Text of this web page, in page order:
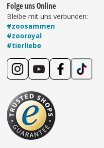
Folge uns Online
Bleibe mit uns verbunden:
#zoosammen
#zooroyal
#tierliebe